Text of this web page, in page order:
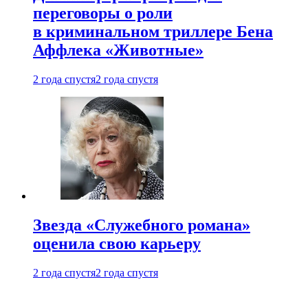
переговоры о роли
в криминальном триллере Бена
Аффлека «Животные»
2 года спустя2 года спустя
Звезда «Служебного романа»
оценила свою карьеру
2 года спустя2 года спустя